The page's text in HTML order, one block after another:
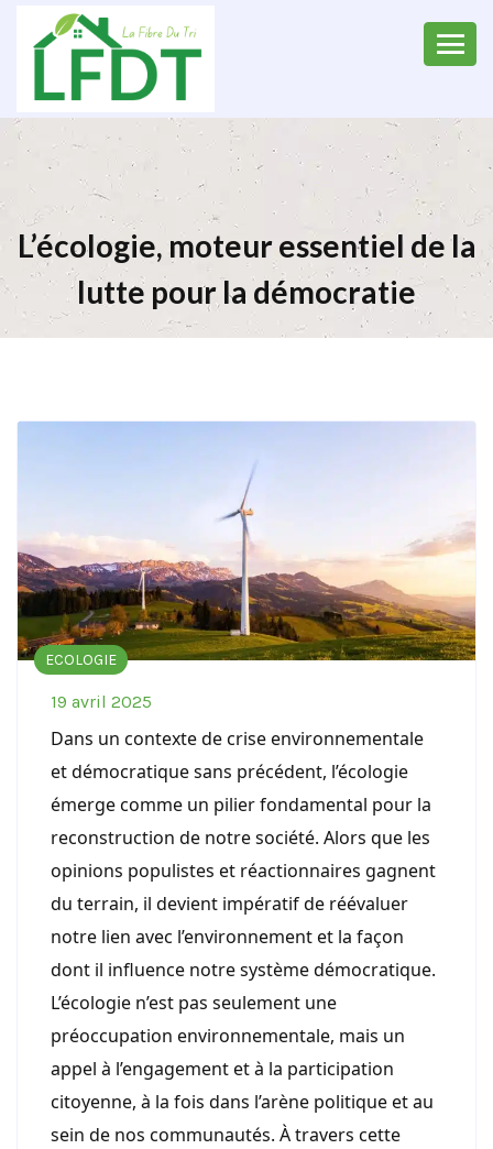
L’écologie, moteur essentiel de la
lutte pour la démocratie
ECOLOGIE
19 avril 2025
Dans un contexte de crise environnementale
et démocratique sans précédent, l’écologie
émerge comme un pilier fondamental pour la
reconstruction de notre société. Alors que les
opinions populistes et réactionnaires gagnent
du terrain, il devient impératif de réévaluer
notre lien avec l’environnement et la façon
dont il influence notre système démocratique.
L’écologie n’est pas seulement une
préoccupation environnementale, mais un
appel à l’engagement et à la participation
citoyenne, à la fois dans l’arène politique et au
sein de nos communautés. À travers cette